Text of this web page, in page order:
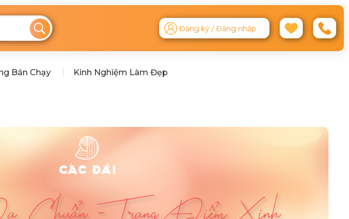
Đăng ký / Đăng nhập
Bán Chạy Kinh Nghiệm Làm Đẹp